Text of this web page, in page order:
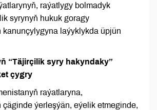
raýatlygy bolmadyk
syrynyň hukuk goragy
kanunçylygyna laýyklykda üpjün
“Täjirçilik syry hakyndaky”
çygry
raýatlaryna,
çäginde ýerleşýän, eýelik etmeginde,